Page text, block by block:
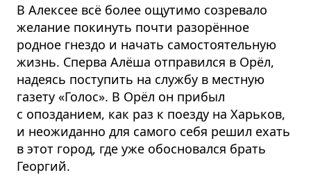
В Алексее всё более ощутимо созревало
желание покинуть почти разорённое
родное гнездо и начать самосто­я­тельную
жизнь. Сперва Алёша отправился в Орёл,
надеясь поступить на службу в местную
газету «Голос». В Орёл он прибыл
с опозданием, как раз к поезду на Харьков,
и неожиданно для самого себя решил ехать
в этот город, где уже обосновался брать
Георгий.